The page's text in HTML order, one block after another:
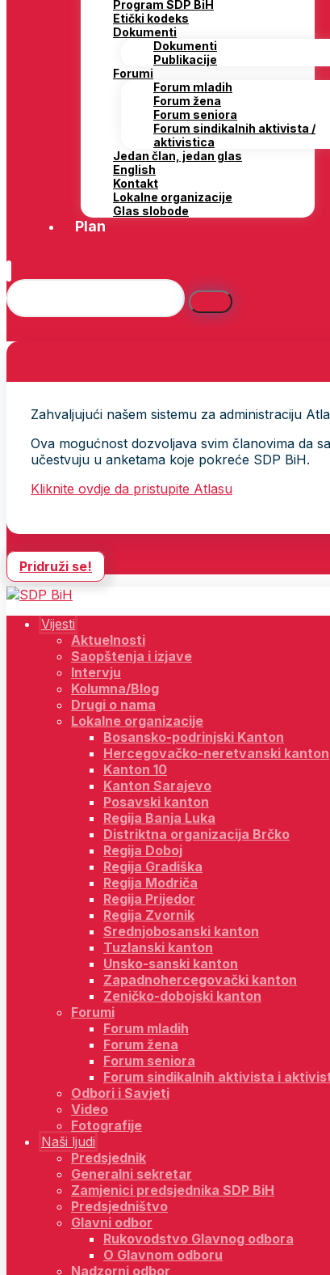
Program SDP BiH
Etički kodeks
Dokumenti
Dokumenti
Publikacije
Forumi
Forum mladih
Forum žena
Forum seniora
Forum sindikalnih aktivista /
aktivistica
Jedan član, jedan glas
English
Kontakt
Lokalne organizacije
Glas slobode
Plan
Zahvaljujući našem sistemu za administraciju
Ova mogućnost dozvoljava svim članovima da
učestvuju u anketama koje pokreće SDP BiH.
Kliknite ovdje da pristupite Atlasu
Pridruži se!
Vijesti
Aktuelnosti
Saopštenja i izjave
Intervju
Kolumna/Blog
Drugi o nama
Lokalne organizacije
Bosansko-podrinjski Kanton
Hercegovačko-neretvanski kanton
Kanton 10
Kanton Sarajevo
Posavski kanton
Regija Banja Luka
Distriktna organizacija Brčko
Regija Doboj
Regija Gradiška
Regija Modriča
Regija Prijedor
Regija Zvornik
Srednjobosanski kanton
Tuzlanski kanton
Unsko-sanski kanton
Zapadnohercegovački kanton
Zeničko-dobojski kanton
Forumi
Forum mladih
Forum žena
Forum seniora
Forum sindikalnih aktivista i
Odbori i Savjeti
Video
Fotografije
Naši ljudi
Predsjednik
Generalni sekretar
Zamjenici predsjednika SDP BiH
Predsjedništvo
Glavni odbor
Rukovodstvo Glavnog odbora
O Glavnom odboru
Nadzorni odbor